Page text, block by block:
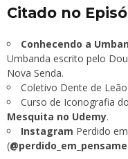
Citado no
Conhecendo a
Umbanda escrito pelo
Nova Senda.
Coletivo Dente de
Curso de Iconografia
Mesquita no Udemy.
Instagram Perdido
(